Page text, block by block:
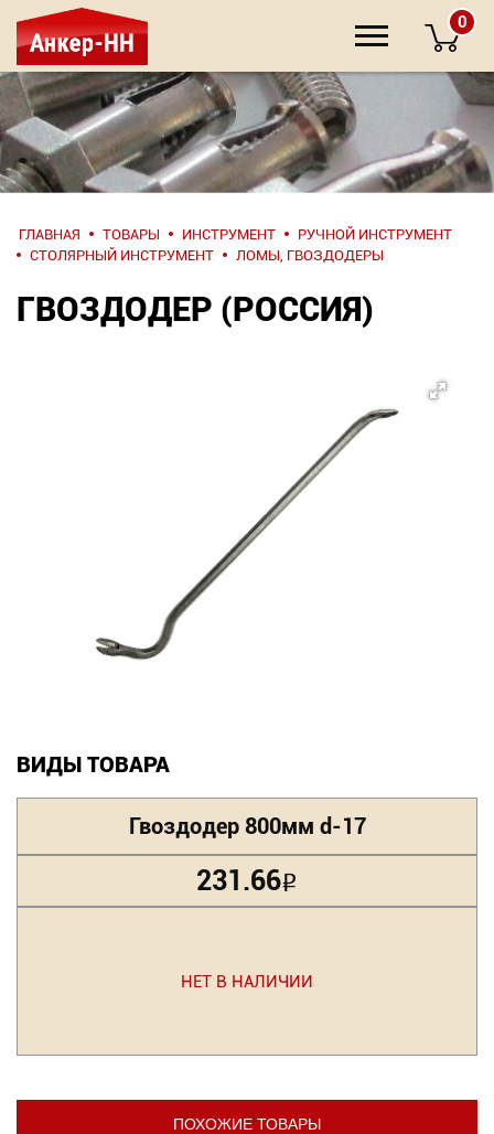
НАПИШИТЕ
НАМ
О компании
Оформление заказа
Контакты
(831)
0
ГЛАВНАЯ ТОВАРЫ ИНСТРУМЕНТ
РУЧНОЙ ИНСТРУМЕНТ
СТОЛЯРНЫЙ ИНСТРУМЕНТ
ЛОМЫ, ГВОЗДОДЕРЫ
ГВОЗДОДЕР (РОССИЯ)
ВИДЫ ТОВАРА
Гвоздодер 800мм d-17
231.66Р
НЕТ В НАЛИЧИИ
ПОХОЖИЕ ТОВАРЫ